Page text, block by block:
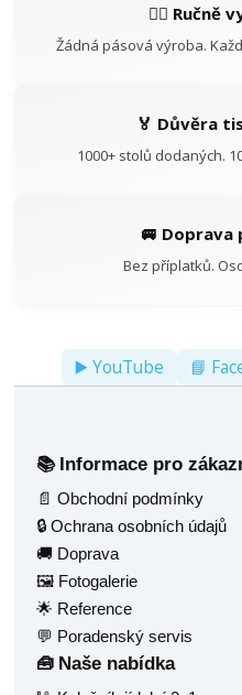
👷‍♂️ Ručně
Žádná pásová výroba.
🏅 Důvěra
1000+ stolů dodaných.
🚐 Doprava
Bez příplatků.
▶️ YouTube 📘
📚 Informace pro
📄 Obchodní podmínky
🔒 Ochrana osobních údajů
🚚 Doprava
🖼️ Fotogalerie
🌟 Reference
💬 Poradenský servis
🧰 Naše nabídka